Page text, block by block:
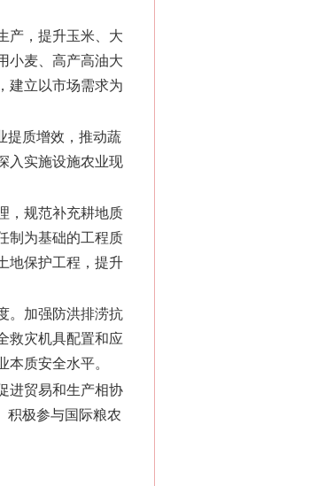
产，提升玉米、大
小麦、高产高油大
建立以市场需求为
提质增效，推动蔬
入实施设施农业现
，规范补充耕地质
制为基础的工程质
地保护工程，提升
。加强防洪排涝抗
救灾机具配置和应
质安全水平。
进贸易和生产相协
积极参与国际粮农